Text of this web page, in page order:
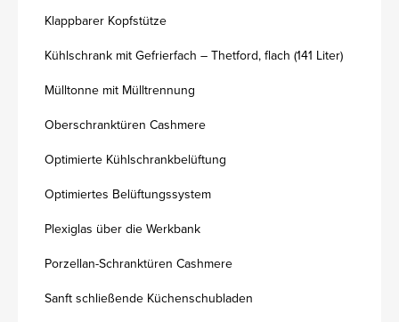
Klappbarer Kopfstütze
Kühlschrank mit Gefrierfach – Thetford, flach (141 Liter)
Mülltonne mit Mülltrennung
Oberschranktüren Cashmere
Optimierte Kühlschrankbelüftung
Optimiertes Belüftungssystem
Plexiglas über die Werkbank
Porzellan-Schranktüren Cashmere
Sanft schließende Küchenschubladen